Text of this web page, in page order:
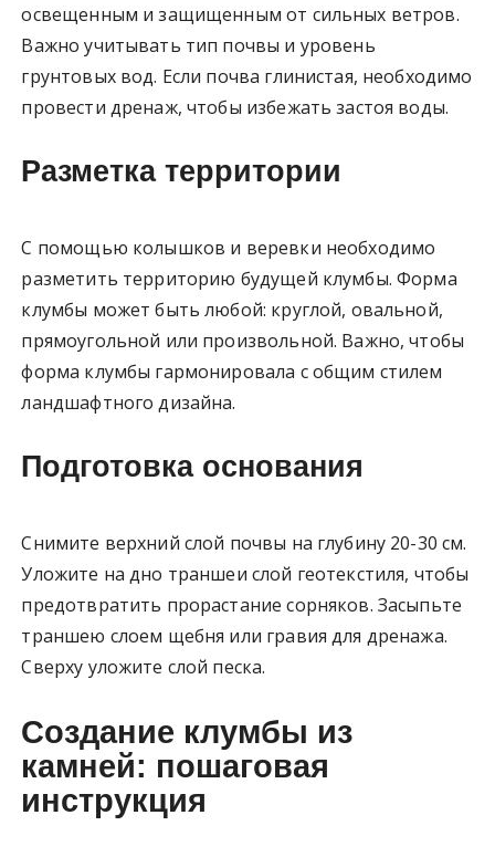
освещенным и защищенным от сильных ветров.
Важно учитывать тип почвы и уровень
грунтовых вод. Если почва глинистая, необходимо
провести дренаж, чтобы избежать застоя воды.
Разметка территории
С помощью колышков и веревки необходимо
разметить территорию будущей клумбы. Форма
клумбы может быть любой: круглой, овальной,
прямоугольной или произвольной. Важно, чтобы
форма клумбы гармонировала с общим стилем
ландшафтного дизайна.
Подготовка основания
Снимите верхний слой почвы на глубину 20-30 см.
Уложите на дно траншеи слой геотекстиля, чтобы
предотвратить прорастание сорняков. Засыпьте
траншею слоем щебня или гравия для дренажа.
Сверху уложите слой песка.
Создание клумбы из
камней: пошаговая
инструкция